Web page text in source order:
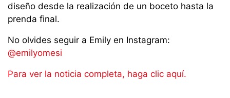
diseño desde la realización de un boceto hasta la
prenda final.
No olvides seguir a Emily en Instagram:
@emilyomesi
Para ver la noticia completa, haga clic aquí.